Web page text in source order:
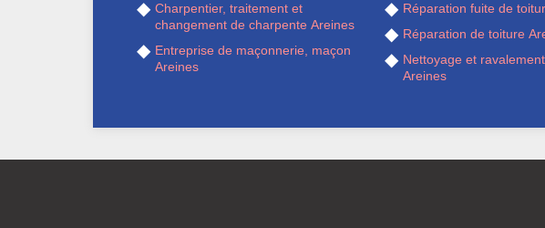
Charpentier, traitement et
changement de charpente Areines
Entreprise de maçonnerie, maçon
Areines
Réparation fuite de
Réparation de toiture
Nettoyage et
Areines